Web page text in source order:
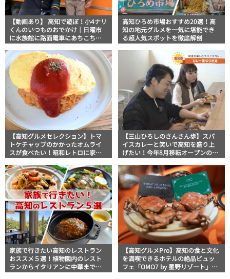
【動画あり】 高知で遊ぼ！小4ナリ
くんのいつものおでかけ｜日曜市
に水族館に路面電車にあちこち巡
高知ひろめ市場おすすめ20選！高
知の地元グルメを一気に堪能でき
る超人気スポットを徹底解剖
【高知グルメセレクション】トマ
トケチャップのかかったオムライ
スが食べたい！昭和レトロに家族
ススメ3選
【三山ひろしのさんさん歩】スパ
イスカレーと笑いで高知を盛り上
げたい！今年8月移転オープンのお
家族で行きたい高知のレストラン
おススメ５選！植物園内のレスト
ランからイタリアンに中華まで楽
【高知グルメPro】高知の食と文化
を満喫できるホテルの絶品ビュッ
フェ「OMO7 by 星野リゾート」フ